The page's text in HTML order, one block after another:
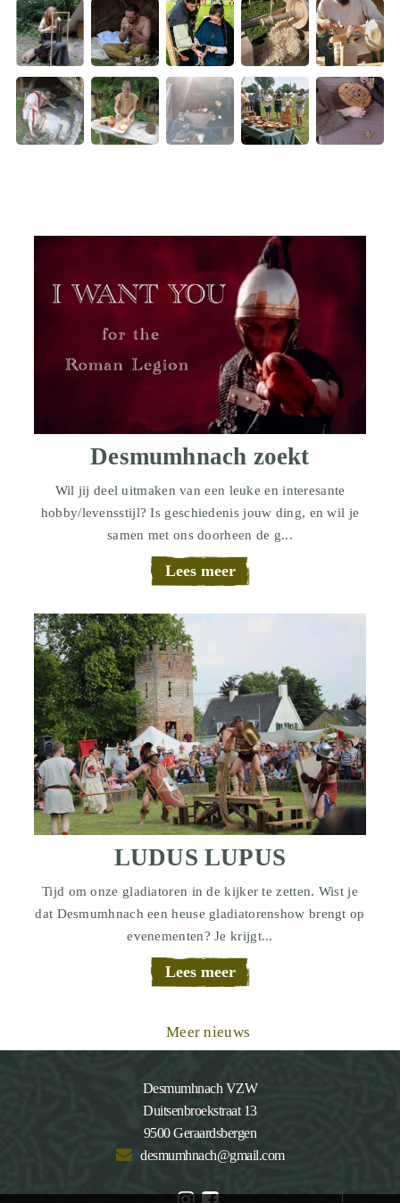
Desmumhnach zoekt
Wil jij deel uitmaken van een leuke en interesante
hobby/levensstijl? Is geschiedenis jouw ding, en wil je
samen met ons doorheen de g...
Lees meer
LUDUS LUPUS
Tijd om onze gladiatoren in de kijker te zetten. Wist je
dat Desmumhnach een heuse gladiatorenshow brengt op
evenementen? Je krijgt...
Lees meer
Meer nieuws
Desmumhnach VZW
Duitsenbroekstraat 13
9500 Geraardsbergen
desmumhnach@gmail.com